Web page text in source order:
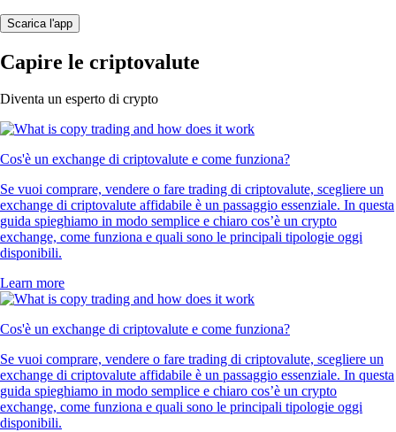
Scarica l'app
Capire le criptovalute
Diventa un esperto di crypto
Cos'è un exchange di criptovalute e come funziona?
Se vuoi comprare, vendere o fare trading di criptovalute, scegliere un
exchange di criptovalute affidabile è un passaggio essenziale. In questa
guida spieghiamo in modo semplice e chiaro cos’è un crypto
exchange, come funziona e quali sono le principali tipologie oggi
disponibili.
Learn more
Cos'è un exchange di criptovalute e come funziona?
Se vuoi comprare, vendere o fare trading di criptovalute, scegliere un
exchange di criptovalute affidabile è un passaggio essenziale. In questa
guida spieghiamo in modo semplice e chiaro cos’è un crypto
exchange, come funziona e quali sono le principali tipologie oggi
disponibili.